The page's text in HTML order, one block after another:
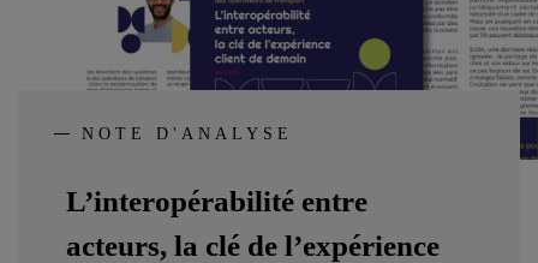
L’interopérabilité entre
acteurs, la ​clé de l’expérience
NOTE D'ANALYSE